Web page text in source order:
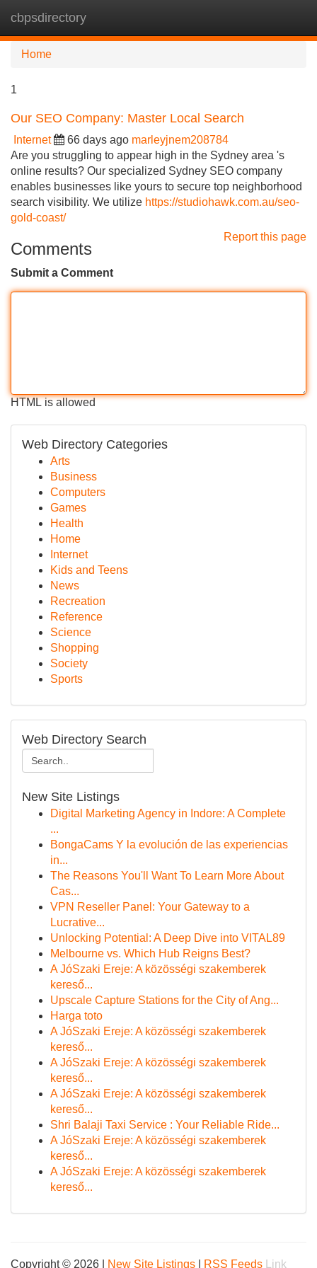
cbpsdirectory
Home
1
Our SEO Company: Master Local Search
Internet 66 days ago marleyjnem208784
Are you struggling to appear high in the Sydney area 's
online results? Our specialized Sydney SEO company
enables businesses like yours to secure top neighborhood
search visibility. We utilize https://studiohawk.com.au/seo-
gold-coast/
Report this page
Comments
Submit a Comment
HTML is allowed
Web Directory Categories
Arts
Business
Computers
Games
Health
Home
Internet
Kids and Teens
News
Recreation
Reference
Science
Shopping
Society
Sports
Web Directory Search
New Site Listings
Digital Marketing Agency in Indore: A Complete
...
BongaCams Y la evolución de las experiencias
in...
The Reasons You'll Want To Learn More About
Cas...
VPN Reseller Panel: Your Gateway to a
Lucrative...
Unlocking Potential: A Deep Dive into VITAL89
Melbourne vs. Which Hub Reigns Best?
A JóSzaki Ereje: A közösségi szakemberek
kereső...
Upscale Capture Stations for the City of Ang...
Harga toto
A JóSzaki Ereje: A közösségi szakemberek
kereső...
A JóSzaki Ereje: A közösségi szakemberek
kereső...
A JóSzaki Ereje: A közösségi szakemberek
kereső...
Shri Balaji Taxi Service : Your Reliable Ride...
A JóSzaki Ereje: A közösségi szakemberek
kereső...
A JóSzaki Ereje: A közösségi szakemberek
kereső...
Copyright © 2026 | New Site Listings RSS Feeds Link